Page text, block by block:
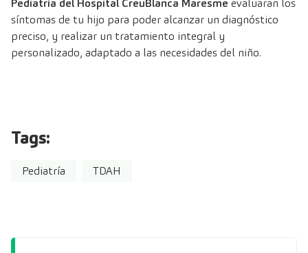
Pediatría del Hospital CreuBlanca Maresme evaluaran los
síntomas de tu hijo para poder alcanzar un diagnóstico
preciso, y realizar un tratamiento integral y
personalizado, adaptado a las necesidades del niño.
Tags:
Pediatría TDAH